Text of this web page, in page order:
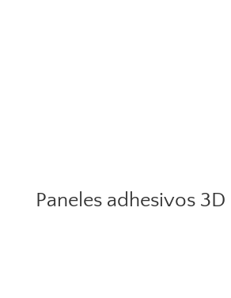
Paneles adhesivos 3D